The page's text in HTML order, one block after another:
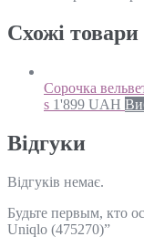
Схожi товари
Сорочка
s 1'899 UAH
Відгуки
Відгуків немає.
Будьте первым, кто
Uniqlo (475270)”